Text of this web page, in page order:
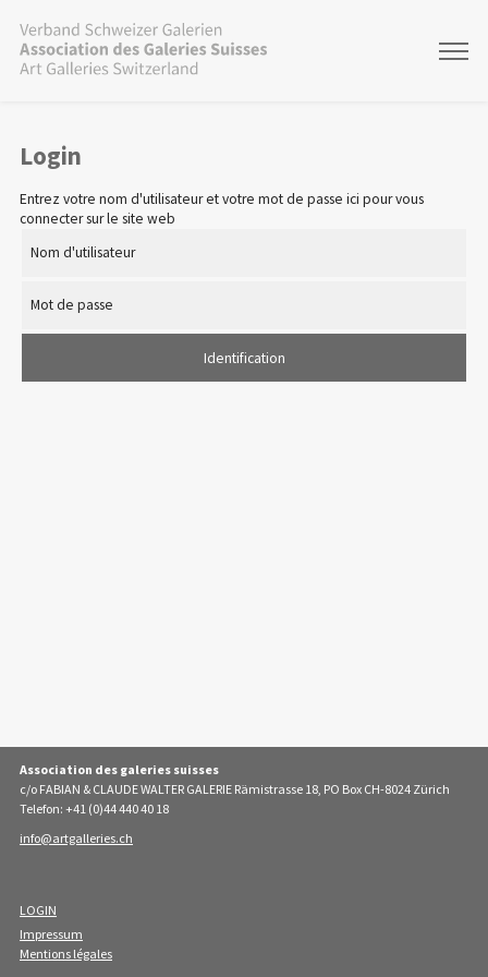
Login
Entrez votre nom d'utilisateur et votre mot de passe ici pour vous
connecter sur le site web
Nom d'utilisateur
Mot de passe
Association des galeries suisses
c/o FABIAN & CLAUDE WALTER GALERIE Rämistrasse 18, PO Box CH-8024 Zürich
Telefon: +41 (0)44 440 40 18
info
artgalleries.ch
LOGIN
Impressum
Mentions légales